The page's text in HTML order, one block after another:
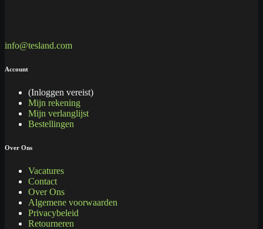
info@tesland.com
Account
(Inloggen vereist)
Mijn rekening
Mijn verlanglijst
Bestellingen
Over Ons
Vacatures
Contact
Over Ons
Algemene voorwaarden
Privacybeleid
Retourneren